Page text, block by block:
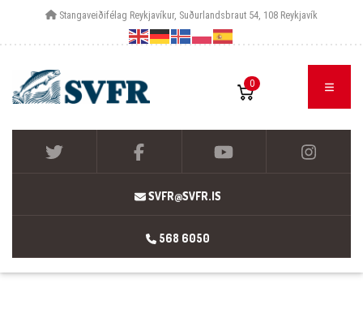
Stangaveiðifélag Reykjavíkur, Suðurlandsbraut 54, 108 Reykjavík
0
SVFR@SVFR.IS
568 6050